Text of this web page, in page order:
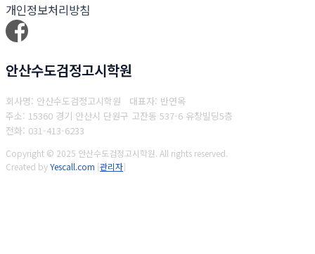
개인정보처리방침
안산수도검정고시학원
회사명: 안산수도검정고시학원 대표자: 반연옥
주소: 15360 경기 안산시 단원구 고잔동 537-6 유창빌딩5층
전화: 031-413-6233
Copyright © 2025 안산수도검정고시학원. All rights reserved.
Created byYescall.com [관리자]